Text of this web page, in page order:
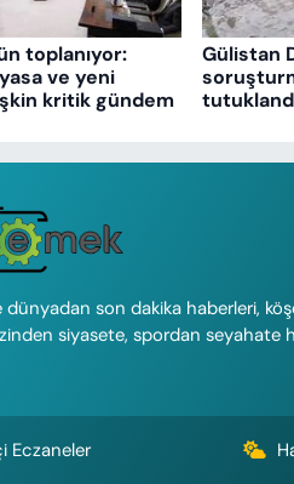
toplanıyor:
ve yeni
kritik gündem
Gülistan
dünyadan son dakika haberleri,
siyasete, spordan seyahate
Eczaneler